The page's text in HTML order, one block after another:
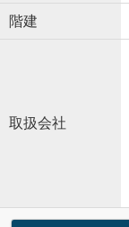
階建
取扱会社